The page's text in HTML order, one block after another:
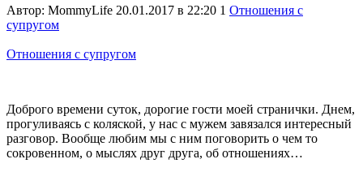
Автор: MommyLife 20.01.2017 в 22:20 1 Отношения с
супругом
Отношения с супругом
Доброго времени суток, дорогие гости моей странички. Днем,
прогуливаясь с коляской, у нас с мужем завязался интересный
разговор. Вообще любим мы с ним поговорить о чем то
сокровенном, о мыслях друг друга, об отношениях…